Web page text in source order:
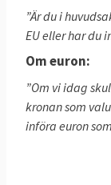
”Är du i
EU eller har du
Om euron:
”Om vi idag
kronan som
införa euron